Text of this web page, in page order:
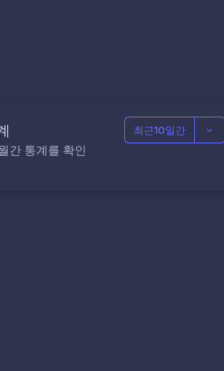
간 통계를 확인
최근10일간